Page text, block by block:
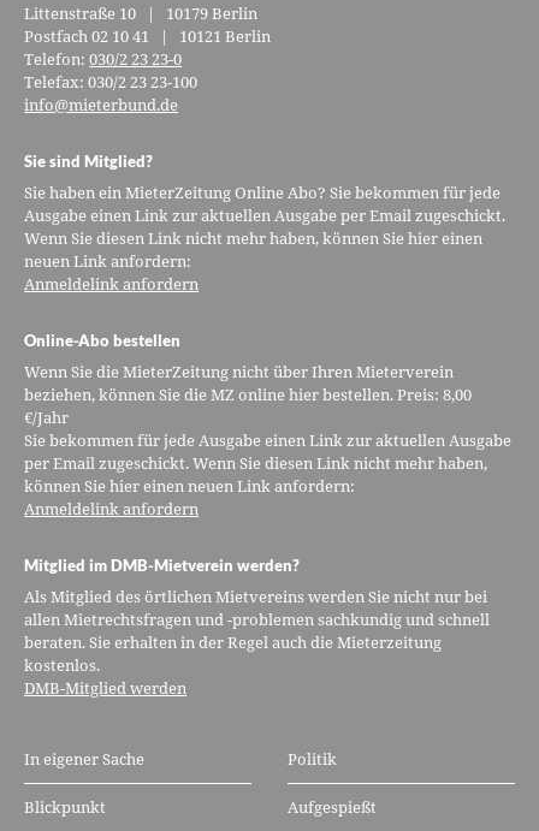
Littenstraße 10 | 10179 Berlin
Postfach 02 10 41 | 10121 Berlin
Telefon:030/2 23 23-0
Telefax: 030/2 23 23-100
info@mieterbund.de
Sie sind Mitglied?
Sie haben ein MieterZeitung Online Abo? Sie bekommen für jede
Ausgabe einen Link zur aktuellen Ausgabe per Email zugeschickt.
Wenn Sie diesen Link nicht mehr haben, können Sie hier einen
neuen Link anfordern:
Anmeldelink anfordern
Online-Abo bestellen
Wenn Sie die MieterZeitung nicht über Ihren Mieterverein
beziehen, können Sie die MZ online hier bestellen. Preis: 8,00
€/Jahr
Sie bekommen für jede Ausgabe einen Link zur aktuellen Ausgabe
per Email zugeschickt. Wenn Sie diesen Link nicht mehr haben,
können Sie hier einen neuen Link anfordern:
Anmeldelink anfordern
Mitglied im DMB-Mietverein werden?
Als Mitglied des örtlichen Mietvereins werden Sie nicht nur bei
allen Mietrechtsfragen und -problemen sachkundig und schnell
beraten. Sie erhalten in der Regel auch die Mieterzeitung
kostenlos.
DMB-Mitglied werden
In eigener Sache
Blickpunkt
Politik
Aufgespießt